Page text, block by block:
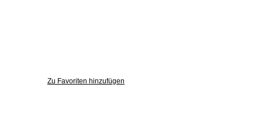
Zu Favoriten hinzufügen